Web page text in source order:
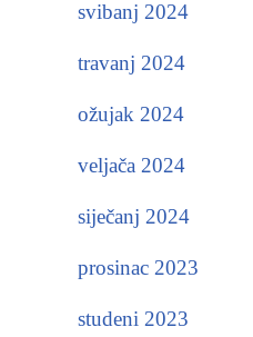
svibanj 2024
travanj 2024
ožujak 2024
veljača 2024
siječanj 2024
prosinac 2023
studeni 2023